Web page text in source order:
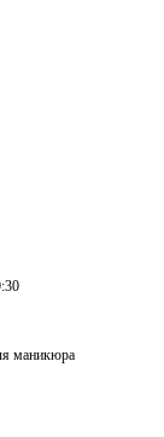
маникюра